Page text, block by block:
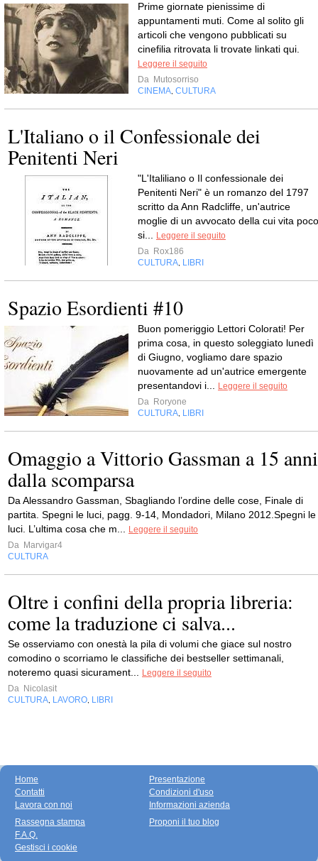
Prime giornate pienissime di
appuntamenti muti. Come al solito gli
articoli che vengono pubblicati su
cinefilia ritrovata li trovate linkati qui.
Leggere il seguito
Da Mutosorriso
CINEMA CULTURA
L'Italiano o il Confessionale dei
Penitenti Neri
"L'Italiliano o Il confessionale dei
Penitenti Neri" è un romanzo del 1797
scritto da Ann Radcliffe, un'autrice
moglie di un avvocato della cui vita poco
si...
Leggere il seguito
Da Rox186
CULTURA LIBRI
Spazio Esordienti #10
Buon pomeriggio Lettori Colorati! Per
prima cosa, in questo soleggiato lunedì
di Giugno, vogliamo dare spazio
nuovamente ad un'autrice emergente
presentandovi i...
Leggere il seguito
Da Roryone
CULTURA LIBRI
Omaggio a Vittorio Gassman a 15 anni
dalla scomparsa
Da Alessandro Gassman, Sbagliando l’ordine delle cose, Finale di
partita. Spegni le luci, pagg. 9-14, Mondadori, Milano 2012.Spegni le
luci. L’ultima cosa che m...
Leggere il seguito
Da Marvigar4
CULTURA
Oltre i confini della propria libreria:
come la traduzione ci salva...
Se osserviamo con onestà la pila di volumi che giace sul nostro
comodino o scorriamo le classifiche dei bestseller settimanali,
noteremo quasi sicurament...
Leggere il seguito
Da Nicolasit
CULTURA LAVORO LIBRI
Home
Contatti
Lavora con noi
Presentazione
Condizioni d'uso
Informazioni azienda
Rassegna stampa
F.A.Q.
Gestisci i cookie
Proponi il tuo blog